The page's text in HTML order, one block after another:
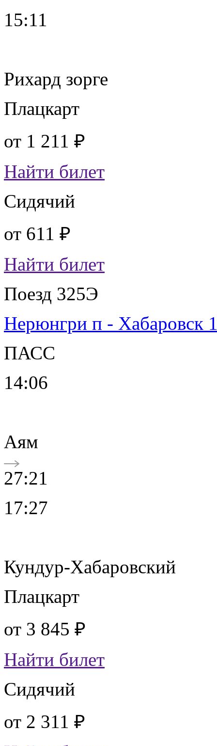
15:11
Рихард зорге
Плацкарт
от 1 211 ₽
Найти билет
Сидячий
от 611 ₽
Найти билет
Поезд 325Э
Нерюнгри п - Хабаровск
ПАСС
14:06
Аям
27:21
17:27
Кундур-Хабаровский
Плацкарт
от 3 845 ₽
Найти билет
Сидячий
от 2 311 ₽